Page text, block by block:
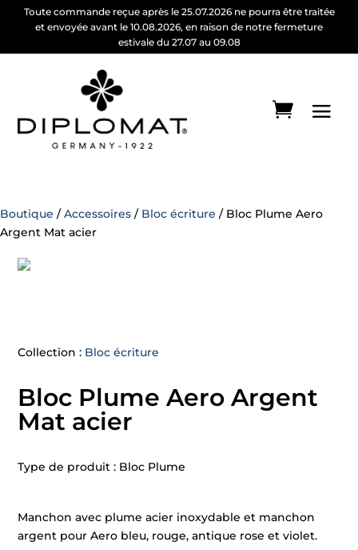
Toute commande reçue après le 25.07.2026 ne pourra être traitée
et envoyée avant le 10.08.2026, en raison de notre fermeture
estivale du 27.07 au 09.08
Boutique / Accessoires / Bloc écriture / Bloc Plume Aero
Argent Mat acier
Collection : Bloc écriture
Bloc Plume Aero Argent
Mat acier
Type de produit : Bloc Plume
Manchon avec plume acier inoxydable et manchon
argent pour Aero bleu, rouge, antique rose et violet.